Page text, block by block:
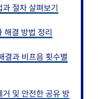
절차 살펴보기
해결 방법 정리
결과 비프음 횟수별
및 안전한 공유 방